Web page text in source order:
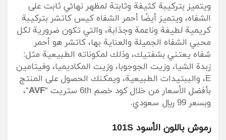
ويتميز بتركيبة كثيفة وثابتة لمظهر نهائي ثابت على
الشفاه، ويتميز أيضًا أحمر الشفاه كيس كاتشر بتركيبة
كريمية لطيفة وناعمة وجذابة، والتي تكون ضرورية لكل
محبي الشفاه الجميلة والعناية بها، كاتشر هو أحمر
شفاه يعتني بشفتيك، وذلك لمكوناته الطبيعية مثل:
زبدة الشيا، وزيت الجوجوبا، وزيت المكاديميا، وفيتامين
E، والببتيدات الطبيعية، ويمكنك الحصول على المنتج
بأفضل الأسعار من خلال كود خصم 6th ستريت “
AVF“،
وبسعر 99 ريال سعودي.
رموش باللون الأسود 101S